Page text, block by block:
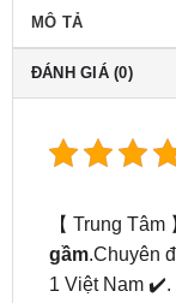
MÔ TẢ
ĐÁNH GIÁ (0)
【 Trung Tâm
gầm.Chuyên
1 Việt Nam ✔️.